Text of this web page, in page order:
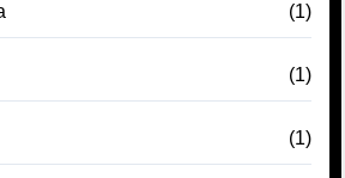
(1)
(1)
(1)